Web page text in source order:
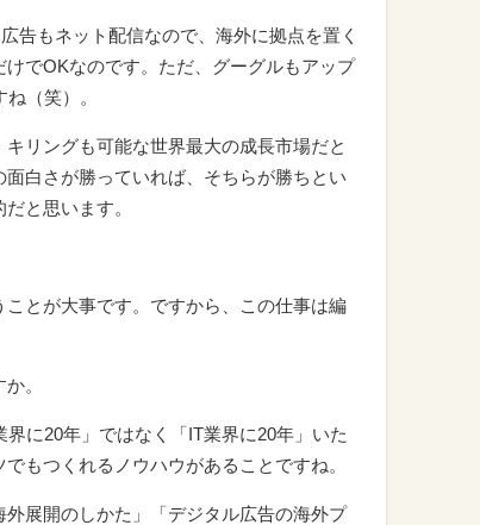
告もネット配信なので、海外に拠点を置く
でOKなのです。ただ、グーグルもアップ
（笑）。
リングも可能な世界最大の成長市場だと
白さが勝っていれば、そちらが勝ちとい
と思います。
とが大事です。ですから、この仕事は編
。
に20年」ではなく「IT業界に20年」いた
もつくれるノウハウがあることですね。
展開のしかた」「デジタル広告の海外プ